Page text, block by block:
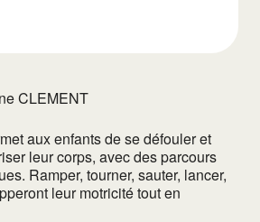
CLEMENT
aux enfants de se défouler et
leur corps, avec des parcours
Ramper, tourner, sauter, lancer,
leur motricité tout en